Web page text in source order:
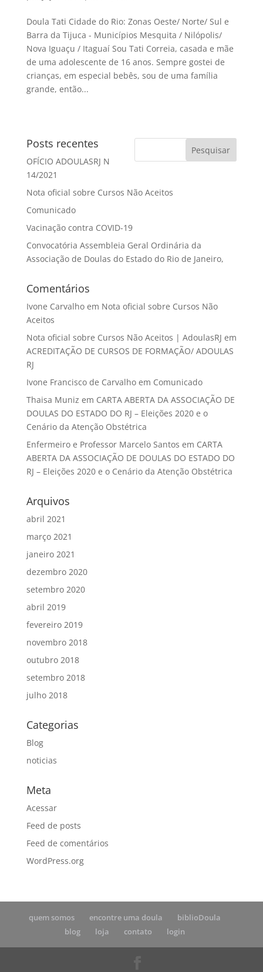
Doula Tati Cidade do Rio: Zonas Oeste/ Norte/ Sul e
Barra da Tijuca - Municípios Mesquita / Nilópolis/
Nova Iguaçu / Itaguaí Sou Tati Correia, casada e mãe
de uma adolescente de 16 anos. Sempre gostei de
crianças, em especial bebês, sou de uma família
grande, então...
Posts recentes
OFÍCIO ADOULASRJ N
14/2021
Nota oficial sobre Cursos Não Aceitos
Comunicado
Vacinação contra COVID-19
Convocatória Assembleia Geral Ordinária da
Associação de Doulas do Estado do Rio de Janeiro,
Comentários
Ivone Carvalhoem Nota oficial sobre Cursos Não
Aceitos
Nota oficial sobre Cursos Não Aceitos | AdoulasRJ em
ACREDITAÇÃO DE CURSOS DE FORMAÇÃO/ ADOULAS
RJ
Ivone Francisco de Carvalhoem Comunicado
Thaisa Muniz em CARTA ABERTA DA ASSOCIAÇÃO DE
DOULAS DO ESTADO DO RJ – Eleições 2020 e o
Cenário da Atenção Obstétrica
Enfermeiro e Professor Marcelo Santos em CARTA
ABERTA DA ASSOCIAÇÃO DE DOULAS DO ESTADO DO
RJ – Eleições 2020 e o Cenário da Atenção Obstétrica
Arquivos
abril 2021
março 2021
janeiro 2021
dezembro 2020
setembro 2020
abril 2019
fevereiro 2019
novembro 2018
outubro 2018
setembro 2018
julho 2018
Categorias
Blog
noticias
Meta
Acessar
Feed de posts
Feed de comentários
WordPress.org
quem somos encontre uma doula
biblioDoula
blog
loja contato login